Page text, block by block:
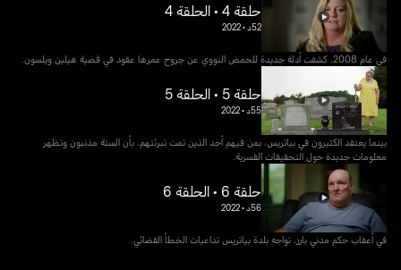
حلقة 4 • الحلقة 4
52د •
2022
في عام 2008، كشفت أدلة جديدة للحمض النووي عن جروح عمرها عقود في قضية هيلين ويلسون.
حلقة 5 • الحلقة 5
55د •
2022
بينما يعتقد الكثيرون في بياتريس، بمن فيهم أحد الذين تمت تبرئتهم، بأن الستة مذنبون وتظهر
معلومات جديدة حول التحقيقات القسرية.
حلقة 6 • الحلقة 6
56د •
2022
في أعقاب حكم مدني بارز، تواجه بلدة بياتريس تداعيات الخطأ القضائي.